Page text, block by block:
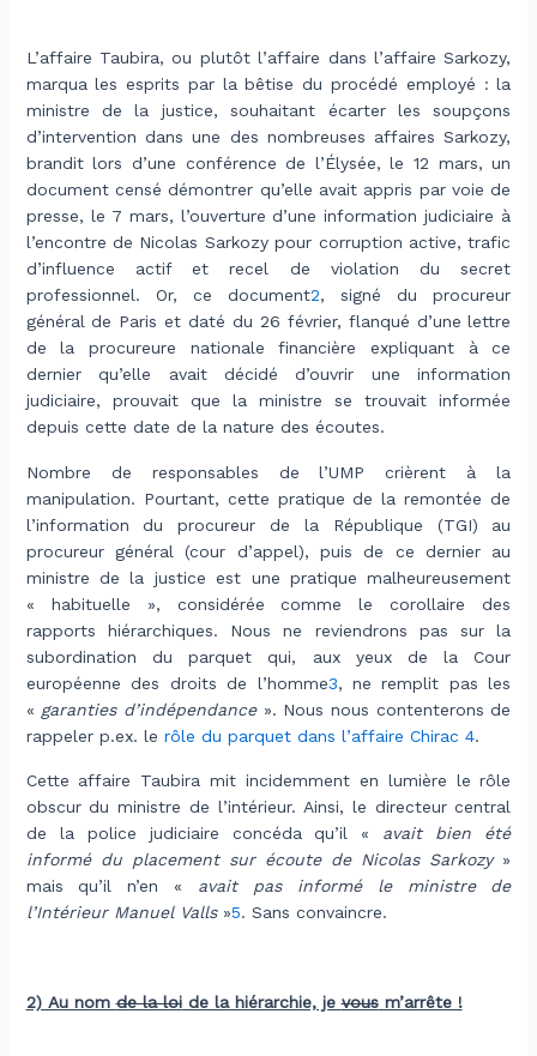
L’affaire Taubira, ou plutôt l’affaire dans l’affaire Sarkozy,
marqua les esprits par la bêtise du procédé employé : la
ministre de la justice, souhaitant écarter les soupçons
d’intervention dans une des nombreuses affaires Sarkozy,
brandit lors d’une conférence de l’Élysée, le 12 mars, un
document censé démontrer qu’elle avait appris par voie de
presse, le 7 mars, l’ouverture d’une information judiciaire à
l’encontre de Nicolas Sarkozy pour corruption active, trafic
d’influence actif et recel de violation du secret
professionnel. Or, ce document2, signé du procureur
général de Paris et daté du 26 février, flanqué d’une lettre
de la procureure nationale financière expliquant à ce
dernier qu’elle avait décidé d’ouvrir une information
judiciaire, prouvait que la ministre se trouvait informée
depuis cette date de la nature des écoutes.
Nombre de responsables de l’UMP crièrent à la
manipulation. Pourtant, cette pratique de la remontée de
l’information du procureur de la République (TGI) au
procureur général (cour d’appel), puis de ce dernier au
ministre de la justice est une pratique malheureusement
« habituelle », considérée comme le corollaire des
rapports hiérarchiques. Nous ne reviendrons pas sur la
subordination du parquet qui, aux yeux de la Cour
européenne des droits de l’homme3, ne remplit pas les
« garanties d’indépendance». Nous nous contenterons de
rappeler p.ex. le rôle du parquet dans l’affaire Chirac 4.
Cette affaire Taubira mit incidemment en lumière le rôle
obscur du ministre de l’intérieur. Ainsi, le directeur central
de la police judiciaire concéda qu’il « avait bien été
informé du placement sur écoute de Nicolas Sarkozy»
mais qu’il n’en « avait pas informé le ministre de
l’Intérieur Manuel Valls»5. Sans convaincre.
2) Au nomde la loide la hiérarchie, jevousm’arrête !